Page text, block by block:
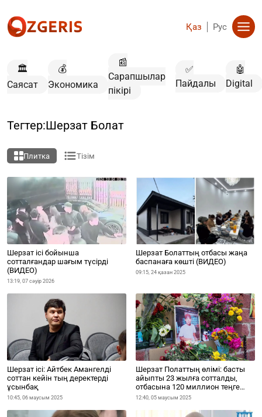
Қаз Рус
🏛️
Саясат
💰
Экономика
📰
Сарапшылар
пікірі
✅
Пайдалы
🤖
Digital
Тегтер:Шерзат Болат
Плитка Тізім
Шерзат ісі бойынша
сотталғандар шағым түсірді
(ВИДЕО)
13:19, 07 сәуір 2026
Шерзат Болаттың отбасы жаңа
баспанаға көшті (ВИДЕО)
09:15, 24 қазан 2025
Шерзат ісі: Айтбек Амангелді
соттан кейін тың деректерді
ұсынбақ
10:45, 06 маусым 2025
Шерзат Полаттың өлімі: басты
айыпты 23 жылға сотталды,
отбасына 120 миллион теңге
өтемақы тағайындалды
12:40, 05 маусым 2025